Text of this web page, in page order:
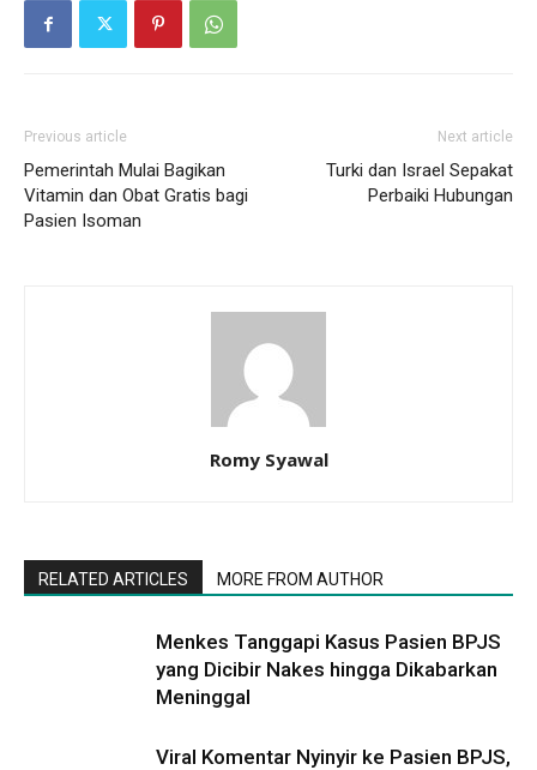
Previous article
Pemerintah Mulai Bagikan
Vitamin dan Obat Gratis bagi
Pasien Isoman
Next article
Turki dan Israel Sepakat
Perbaiki Hubungan
Romy Syawal
RELATED ARTICLES MORE FROM AUTHOR
Menkes Tanggapi Kasus Pasien BPJS
yang Dicibir Nakes hingga Dikabarkan
Meninggal
Viral Komentar Nyinyir ke Pasien BPJS,